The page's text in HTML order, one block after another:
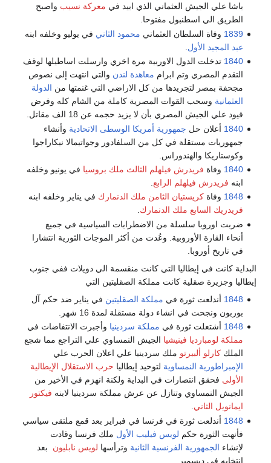
باشا علي الجيش العثماني الذي ابيد في معركة نسيب واصبح
الطريق الي اسطنبول مفتوحا.
1839 وفاة السلطان العثماني محمود الثاني في يوليو وخلفه ابنه
عبد المجيد الأول
1840 تدخلت الدول الاوربية مرة اخري وارسلت اساطيلها لوقف
التقدم المصري وتم ابرام معاهدة لندن والتي انتهت إلى نصوص
مجحفة بمصر لتجريدها من كل الاراضي التي غنمتها من الدولة
العثمانية وسحب القوات المصرية كاملة من الشام كله وفرض
قيود علي الجيش المصري بأن لا يزيد حجمه عن 18 الف مقاتل.
1840 أعلان حل جمهورية أمريكا الوسطى الاتحادية وأنشاء
جمهوريات مستقلة في كل من السلفادور وجواتيمالا نيكاراجوا
وكوستاريكا والهندوراس.
1840 وفاة فريدرش فيلهلم الثالث ملك بروسيا في يونيو وخلفه
ابنه فريدرش فيلهلم الرابع
1848 وفاةكريستيان الثامن ملك الدنمارك في يناير وخلفه ابنه
فريدريك السابع ملك الدنمارك.
ضربت اوروبا سلسلة من الاضطرابات السياسية في جميع
أنحاء القارة الأوروبية. وعُدت من أكثر الموجات الثورية انتشارا
في تاريخ أوروبا.
البداية كانت في إيطاليا التي كانت منقسمة الي دويلات ففي جنوب
إيطاليا وجزيرة صقلية كانت مملكة الصقليتين التي
1848 أندلعت ثورة في مملكة الصقليتين في يناير ضد حكم آل
بوربون ونجحت في انشاء دولة مستقلة لمدة 16 شهر.
1848 أشتعلت ثورة في مملكة سردينيا وأجبرت الانتفاضات في
مملكة لومبارديا فينيشيا الجيش النمساوي علي التراجع مما شجع
الملككارلو ألبيرتو ملك سردينيا علي اعلان الحرب علي
الإمبراطورية النمساوية لتوحيد إيطاليا حرب الاستقلال الإيطالية
الأولى فحقق انتصارات في البداية ولكنة انهزم في الأخير من
الجيش النمساوي وتنازل عن عرش مملكة سردينيا لابنه فيكتور
ايمانويل الثاني.
1848 أندلعت ثورة في فرنسا في فبراير بعد قمع ملتقى سياسي
فأنهت الثورة حكم لويس فيليب الأول ملك فرنسا وقادت
لإنشاء الجمهورية الفرنسية الثانية وترأسها لويس نابليون بعد
انتخابه في ديسمبر .